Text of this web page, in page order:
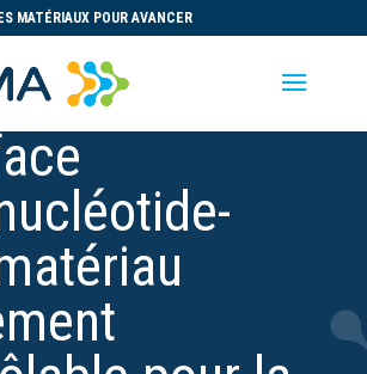
MATÉRIAUX POUR AVANCER